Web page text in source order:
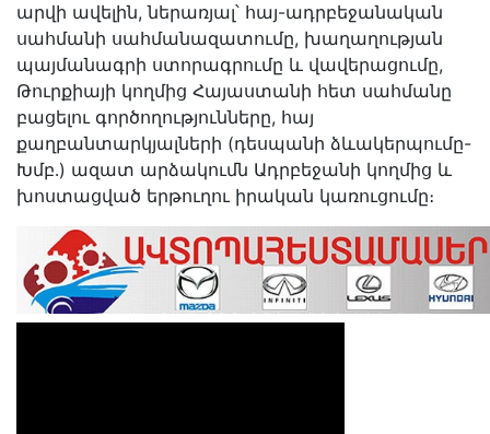
արվի ավելին, ներառյալ՝ հայ-ադրբեջանական
սահմանի սահմանազատումը, խաղաղության
պայմանագրի ստորագրումը և վավերացումը,
Թուրքիայի կողմից Հայաստանի հետ սահմանը
բացելու գործողությունները, հայ
քաղբանտարկյալների (դեսպանի ձևակերպումը-
Խմբ․) ազատ արձակումն Ադրբեջանի կողմից և
խոստացված երթուղու իրական կառուցումը։